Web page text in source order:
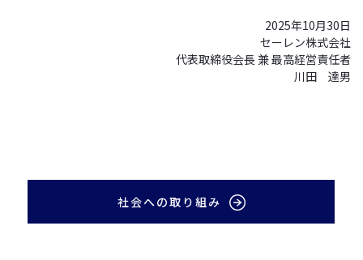
2025年10月30日
セーレン株式会社
代表取締役会長 兼 最高経営責任者
川田 達男
社会への取り組み